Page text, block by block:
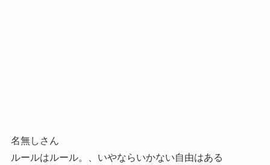
名無しさん
ルールはルール。、いやならいかない自由はある